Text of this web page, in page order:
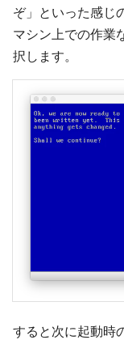
ぞ」といった感じ
マシン上での作業
択します。
すると次に起動時